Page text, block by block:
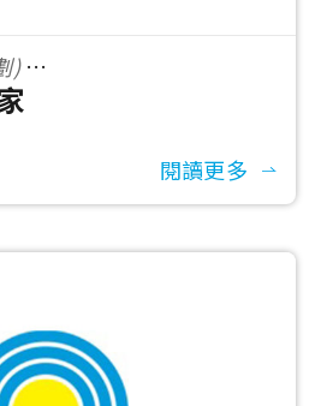
)
顧客忠誠度方案
閱讀更多